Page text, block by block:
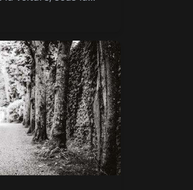
80, la 959
quel point il est
l'extrême ce dont est